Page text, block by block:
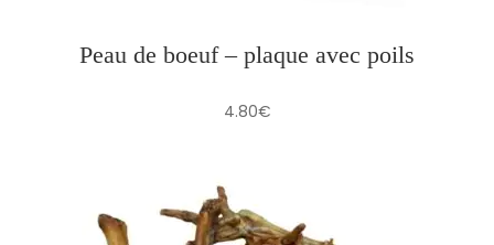
Peau de boeuf – plaque avec poils
4.80€